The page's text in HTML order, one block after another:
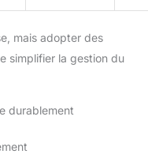
mais adopter des
simplifier la gestion du
durablement